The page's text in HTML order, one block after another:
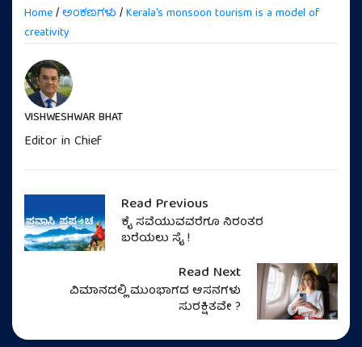
Home/ ಅಂಕಣಗಳು /Kerala's monsoon tourism is a model of
creativity
VISHWESHWAR BHAT
Editor in Chief
Read Previous
ಕೈ ಸವೆಯುವವರೆಗೂ ನಿರಂತರ
ಬರೆಯಲು ಸೈ !
Read Next
ವಿಮಾನದಲ್ಲಿ ಮುಂಭಾಗದ ಆಸನಗಳು
ಸುರಕ್ಷಿತವೇ ?